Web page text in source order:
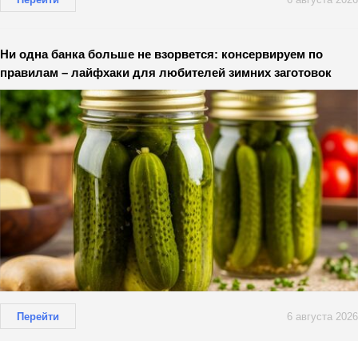
Ни одна банка больше не взорвется: консервируем по
правилам – лайфхаки для любителей зимних заготовок
Перейти 6 августа 2026